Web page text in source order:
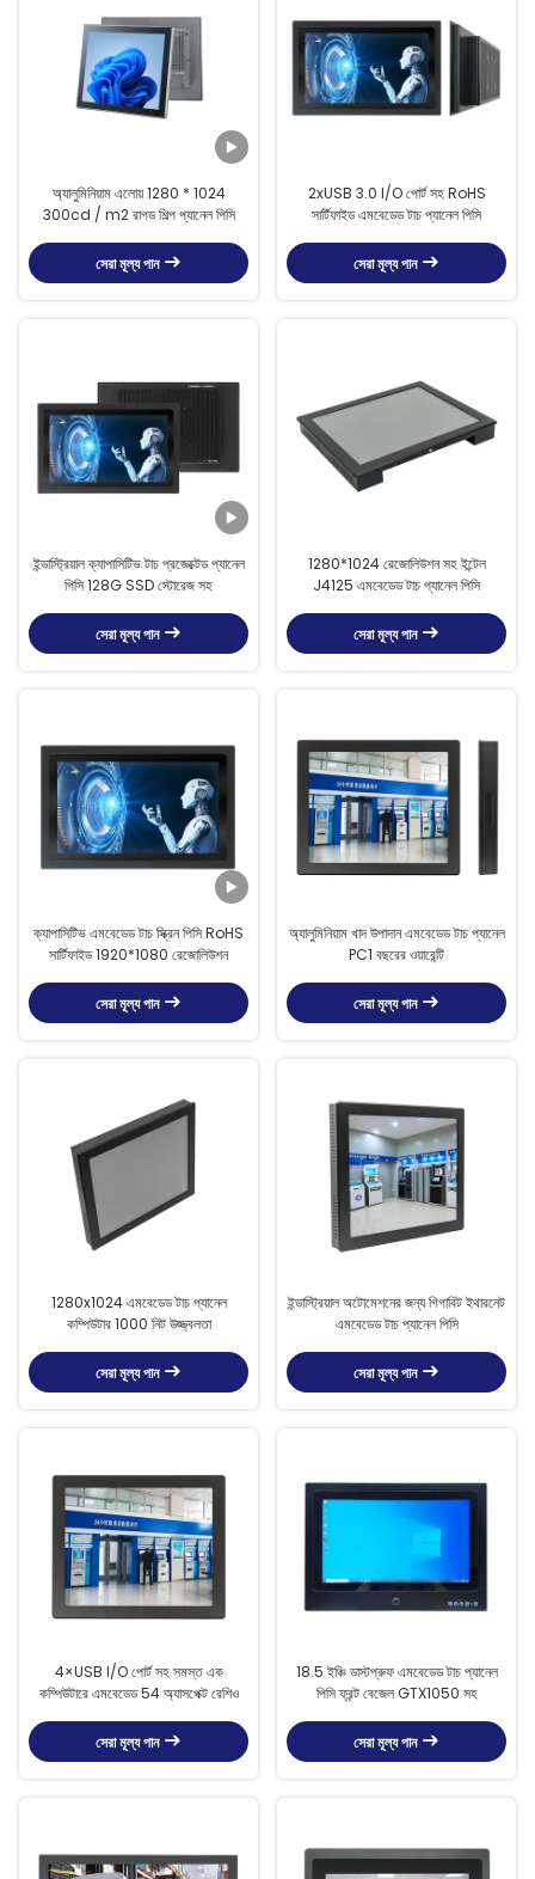
অ্যালুমিনিয়াম এলোয় 1280 * 1024
300cd / m2 রাগড শিল্প প্যানেল পিসি
সেরা মূল্য পান
2xUSB 3.0 I/O পোর্ট সহ RoHS
সার্টিফাইড এমবেডেড টাচ প্যানেল পিসি
সেরা মূল্য পান
ইন্ডাস্ট্রিয়াল ক্যাপাসিটিভ টাচ প্রজেক্টেড প্যানেল
পিসি 128G SSD স্টোরেজ সহ
সেরা মূল্য পান
1280*1024 রেজোলিউশন সহ ইন্টেল
J4125 এমবেডেড টাচ প্যানেল পিসি
সেরা মূল্য পান
ক্যাপাসিটিভ এমবেডেড টাচ স্ক্রিন পিসি RoHS
সার্টিফাইড 1920*1080 রেজোলিউশন
সেরা মূল্য পান
অ্যালুমিনিয়াম খাদ উপাদান এমবেডেড টাচ প্যানেল
PC1 বছরের ওয়ারেন্টি
সেরা মূল্য পান
1280x1024 এমবেডেড টাচ প্যানেল
কম্পিউটার 1000 নিট উজ্জ্বলতা
সেরা মূল্য পান
ইন্ডাস্ট্রিয়াল অটোমেশনের জন্য গিগাবিট ইথারনেট
এমবেডেড টাচ প্যানেল পিসি
সেরা মূল্য পান
4×USB I/O পোর্ট সহ সমস্ত এক
কম্পিউটারে এমবেডেড 54 অ্যাসপেক্ট রেশিও
সেরা মূল্য পান
18.5 ইঞ্চি ডাস্টপ্রুফ এমবেডেড টাচ প্যানেল
পিসি ফ্রন্ট বেজেল GTX1050 সহ
সেরা মূল্য পান